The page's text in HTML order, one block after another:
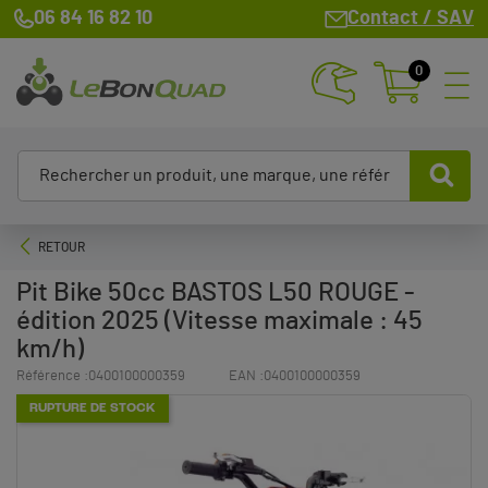
06 84 16 82 10 Contact / SAV
0
RETOUR
Pit Bike 50cc BASTOS L50 ROUGE -
édition 2025 (Vitesse maximale : 45
km/h)
Référence :0400100000359 EAN :0400100000359
RUPTURE DE STOCK